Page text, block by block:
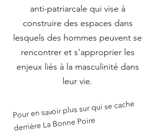
anti-patriarcale qui vise à
construire des espaces dans
lesquels des hommes peuvent se
rencontrer et s'approprier les
enjeux liés à la masculinité dans
leur vie.
Pour en savoir plus sur qui se cache
derrière La Bonne Poire